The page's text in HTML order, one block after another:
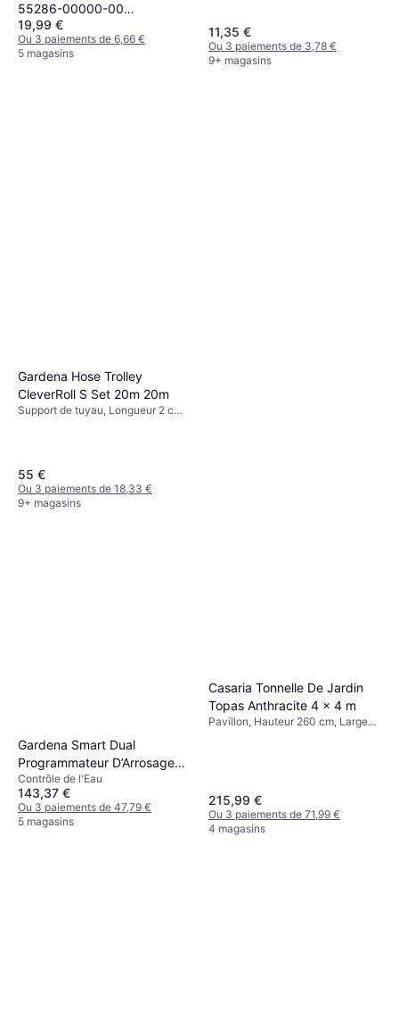
55286-00000-00
Pollenbeskyttelsesgitter
1500
19,99 €
Ou 3 paiements de 6,66 €
5 magasins
11,35 €
Ou 3 paiements de 3,78 €
9+ magasins
Gardena Hose Trolley
CleverRoll S Set 20m 20m
Support de tuyau, Longueur 2 cm,
55 €
Ou 3 paiements de 18,33 €
9+ magasins
Longueur 14.9 cm, Puissance
(max) 1100 W, Pression maximale
4.7 bar
Ou 3 paiements de 89,61 €
9+ magasins
Gardena Smart Dual
Programmateur D’Arrosage
19034-20
Contrôle de l'Eau
143,37 €
Ou 3 paiements de 47,79 €
5 magasins
Casaria Tonnelle De Jardin
Topas Anthracite 4 x 4 m
Pavillon, Hauteur 260 cm, Largeur
215,99 €
Ou 3 paiements de 71,99 €
4 magasins